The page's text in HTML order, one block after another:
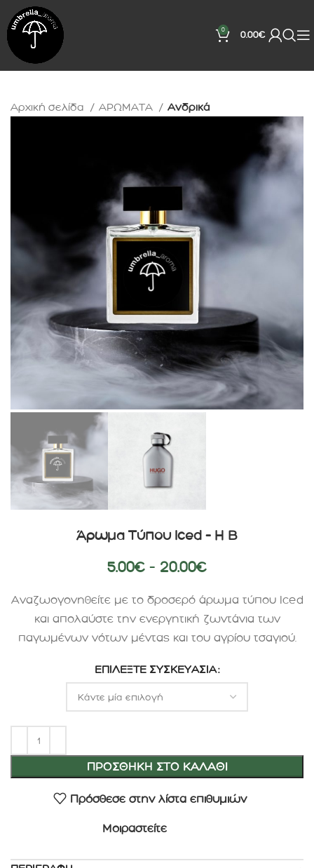
0 0.00€
Αρχική σελίδα ΑΡΩΜΑΤΑ Ανδρικά
Άρωμα Τύπου Iced – H B
5.00€ – 20.00€
Αναζωογονηθείτε με το δροσερό άρωμα τύπου Iced
και απολαύστε την ενεργητική ζωντάνια των
παγωμένων νότων μέντας και του αγρίου τσαγιού.
ΕΠΙΛΈΞΤΕ ΣΥΣΚΕΥΑΣΊΑ
ΠΡΟΣΘΉΚΗ ΣΤΟ ΚΑΛΆΘΙ
Πρόσθεσε στην λίστα επιθυμιών
Μοιραστείτε